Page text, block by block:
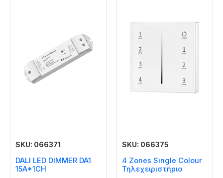
SKU: 066371
DALI LED DIMMER DA1
15A*1CH
SKU: 066375
4 Zones Single Colour
Τηλεχειριστήριο